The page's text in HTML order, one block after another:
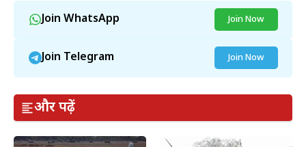
Join WhatsApp Join Now
Join Telegram Join Now
और पढ़ें